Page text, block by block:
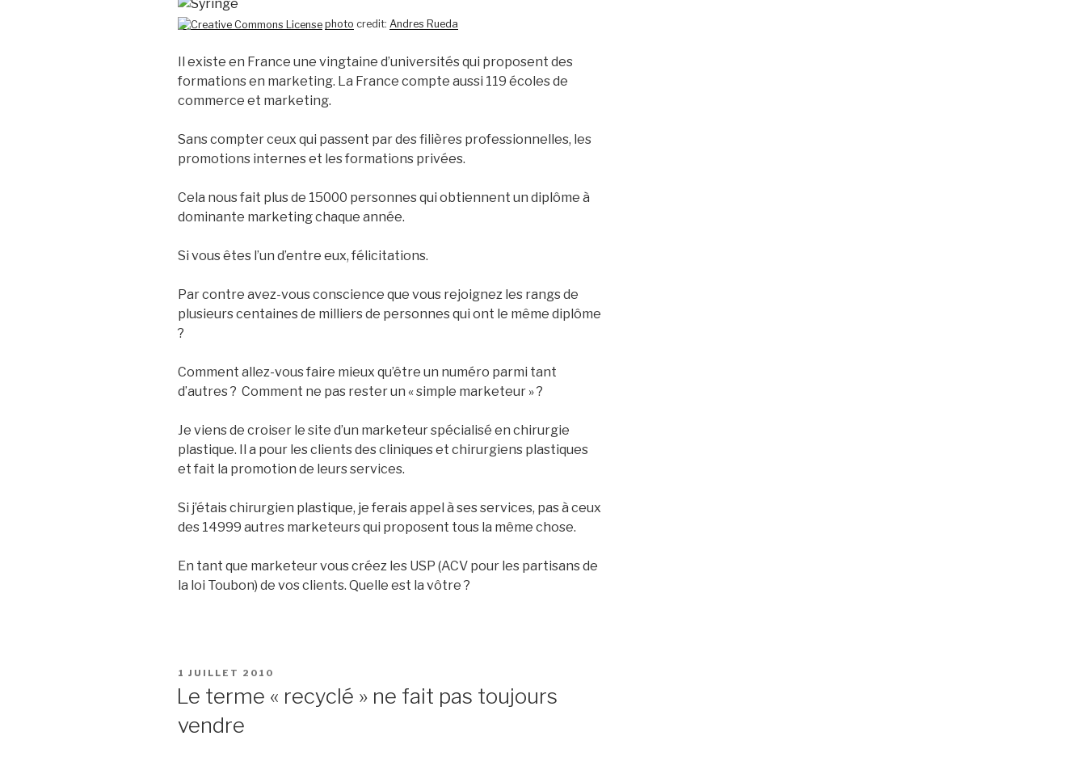
photo credit: Andres Rueda
Il existe en France une vingtaine d’universités qui proposent des
formations en marketing. La France compte aussi 119 écoles de
commerce et marketing.
Sans compter ceux qui passent par des filières professionnelles, les
promotions internes et les formations privées.
Cela nous fait plus de 15000 personnes qui obtiennent un diplôme à
dominante marketing chaque année.
Si vous êtes l’un d’entre eux, félicitations.
Par contre avez-vous conscience que vous rejoignez les rangs de
plusieurs centaines de milliers de personnes qui ont le même diplôme
?
Comment allez-vous faire mieux qu’être un numéro parmi tant
d’autres ? Comment ne pas rester un « simple marketeur » ?
Je viens de croiser le site d’un marketeur spécialisé en chirurgie
plastique. Il a pour les clients des cliniques et chirurgiens plastiques
et fait la promotion de leurs services.
Si j’étais chirurgien plastique, je ferais appel à ses services, pas à ceux
des 14999 autres marketeurs qui proposent tous la même chose.
En tant que marketeur vous créez les USP (ACV pour les partisans de
la loi Toubon) de vos clients. Quelle est la vôtre ?
PUBLIÉ
1 JUILLET 2010
Le terme « recyclé » ne fait pas toujours
vendre